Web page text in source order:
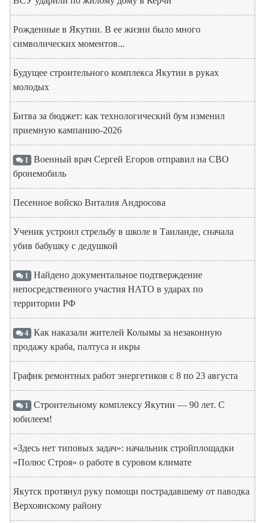
Рожденные в Якутии. В ее жизни было много
символических моментов...
Будущее строительного комплекса Якутии в руках
молодых
Битва за бюджет: как технологический бум изменил
приемную кампанию-2026
1 Военный врач Сергей Егоров отправил на СВО
бронемобиль
Песенное войско Виталия Андросова
Ученик устроил стрельбу в школе в Таиланде, сначала
убив бабушку с дедушкой
1 Найдено документальное подтверждение
непосредственного участия НАТО в ударах по
территории РФ
4 Как наказали жителей Колымы за незаконную
продажу краба, палтуса и икры
График ремонтных работ энергетиков с 8 по 23 августа
1 Строительному комплексу Якутии — 90 лет. С
юбилеем!
«Здесь нет типовых задач»: начальник стройплощадки
«Полюс Строя» о работе в суровом климате
Якутск протянул руку помощи пострадавшему от паводка
Верхоянскому району